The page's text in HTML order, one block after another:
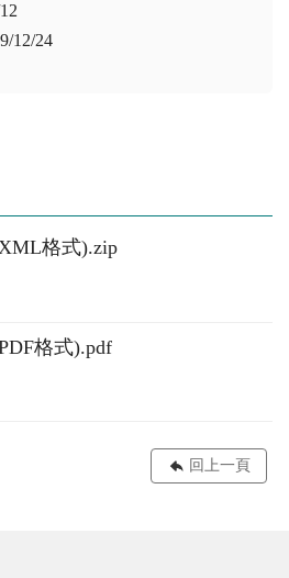
12/24
格式).zip
格式).pdf
回上一頁